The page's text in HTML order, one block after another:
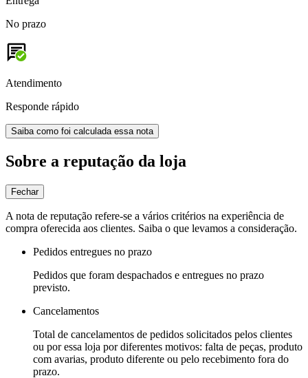
No prazo
Atendimento
Responde rápido
Saiba como foi calculada essa nota
Sobre a reputação da loja
Fechar
A nota de reputação refere-se a vários critérios na experiência de
compra oferecida aos clientes. Saiba o que levamos a consideração.
Pedidos entregues no prazo
Pedidos que foram despachados e entregues no prazo
previsto.
Cancelamentos
Total de cancelamentos de pedidos solicitados pelos clientes
ou por essa loja por diferentes motivos: falta de peças, produto
com avarias, produto diferente ou pelo recebimento fora do
prazo.